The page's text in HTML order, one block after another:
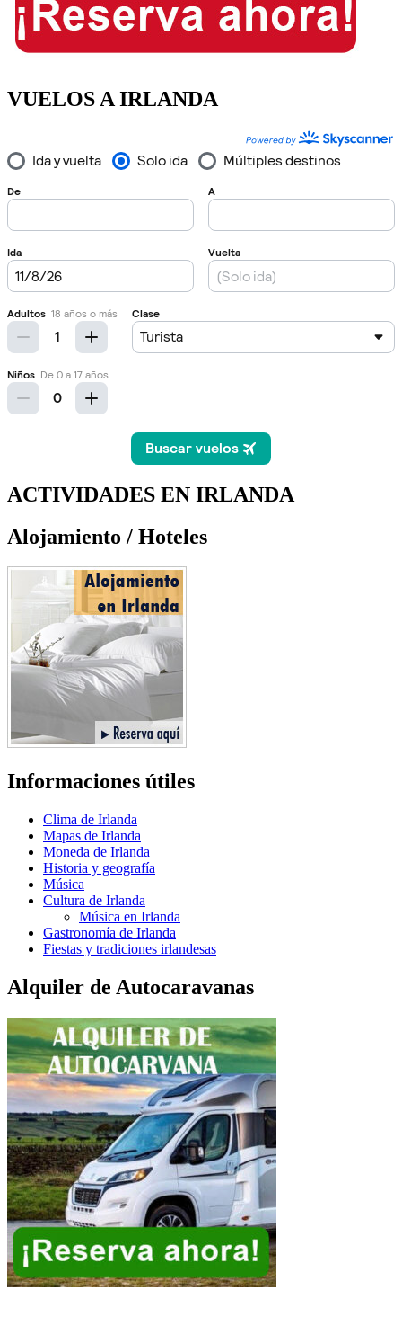
VUELOS A IRLANDA
ACTIVIDADES EN IRLANDA
Alojamiento / Hoteles
Informaciones útiles
Clima de Irlanda
Mapas de Irlanda
Moneda de Irlanda
Historia y geografía
Música
Cultura de Irlanda
Música en Irlanda
Gastronomía de Irlanda
Fiestas y tradiciones irlandesas
Alquiler de Autocaravanas